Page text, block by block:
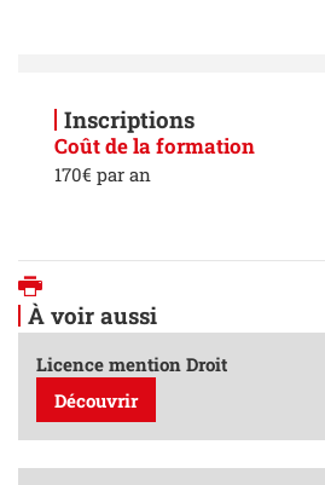
Inscriptions
Coût de la formation
170€ par an
À voir aussi
Licence mention Droit
Découvrir